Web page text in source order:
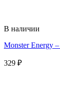
В наличии
Monster Energy
329 ₽